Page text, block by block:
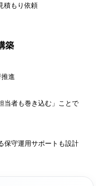
積もり依頼
築
進
当者も巻き込む」ことで
保守運用サポートも設計